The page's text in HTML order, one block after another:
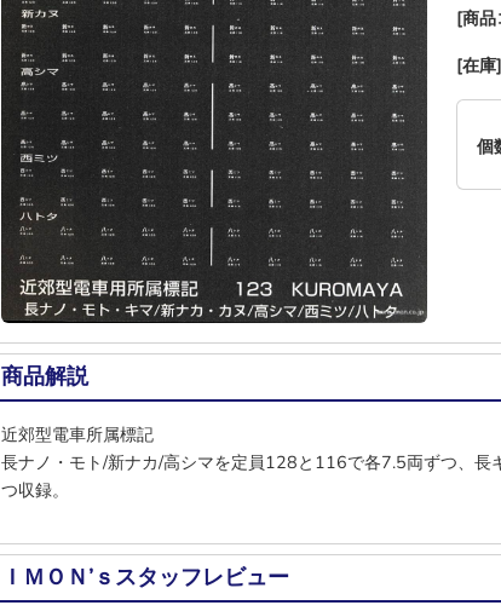
[商品
[在庫]
個
商品解説
近郊型電車所属標記
長ナノ・モト/新ナカ/高シマを定員128と116で各7.5両ずつ、長
つ収録。
ＩＭＯＮ’ｓスタッフレビュー